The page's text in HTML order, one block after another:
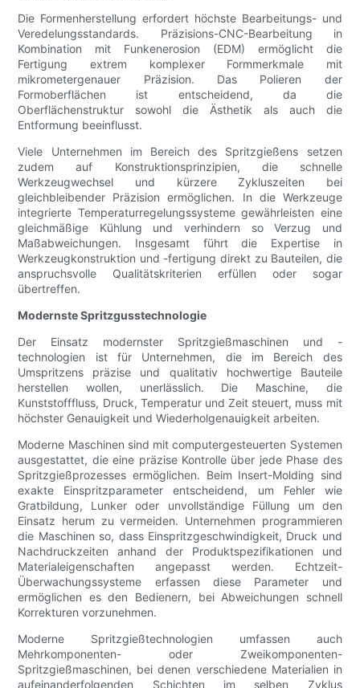
Die Formenherstellung erfordert höchste Bearbeitungs- und
Veredelungsstandards. Präzisions-CNC-Bearbeitung in
Kombination mit Funkenerosion (EDM) ermöglicht die
Fertigung extrem komplexer Formmerkmale mit
mikrometergenauer Präzision. Das Polieren der
Formoberflächen ist entscheidend, da die
Oberflächenstruktur sowohl die Ästhetik als auch die
Entformung beeinflusst.
Viele Unternehmen im Bereich des Spritzgießens setzen
zudem auf Konstruktionsprinzipien, die schnelle
Werkzeugwechsel und kürzere Zykluszeiten bei
gleichbleibender Präzision ermöglichen. In die Werkzeuge
integrierte Temperaturregelungssysteme gewährleisten eine
gleichmäßige Kühlung und verhindern so Verzug und
Maßabweichungen. Insgesamt führt die Expertise in
Werkzeugkonstruktion und -fertigung direkt zu Bauteilen, die
anspruchsvolle Qualitätskriterien erfüllen oder sogar
übertreffen.
Modernste Spritzgusstechnologie
Der Einsatz modernster Spritzgießmaschinen und -
technologien ist für Unternehmen, die im Bereich des
Umspritzens präzise und qualitativ hochwertige Bauteile
herstellen wollen, unerlässlich. Die Maschine, die
Kunststofffluss, Druck, Temperatur und Zeit steuert, muss mit
höchster Genauigkeit und Wiederholgenauigkeit arbeiten.
Moderne Maschinen sind mit computergesteuerten Systemen
ausgestattet, die eine präzise Kontrolle über jede Phase des
Spritzgießprozesses ermöglichen. Beim Insert-Molding sind
exakte Einspritzparameter entscheidend, um Fehler wie
Gratbildung, Lunker oder unvollständige Füllung um den
Einsatz herum zu vermeiden. Unternehmen programmieren
die Maschinen so, dass Einspritzgeschwindigkeit, Druck und
Nachdruckzeiten anhand der Produktspezifikationen und
Materialeigenschaften angepasst werden. Echtzeit-
Überwachungssysteme erfassen diese Parameter und
ermöglichen es den Bedienern, bei Abweichungen schnell
Korrekturen vorzunehmen.
Moderne Spritzgießtechnologien umfassen auch
Mehrkomponenten- oder Zweikomponenten-
Spritzgießmaschinen, bei denen verschiedene Materialien in
aufeinanderfolgenden Schichten im selben Zyklus